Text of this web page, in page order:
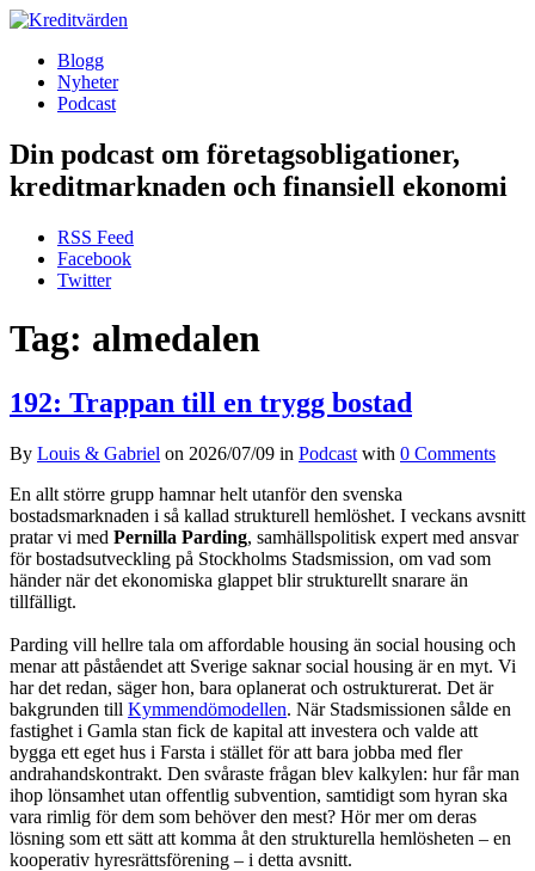
Blogg
Nyheter
Podcast
Din podcast om företagsobligationer,
kreditmarknaden och finansiell ekonomi
RSS Feed
Facebook
Twitter
Tag: almedalen
192: Trappan till en trygg bostad
By Louis & Gabriel on 2026/07/09 in Podcast with 0 Comments
En allt större grupp hamnar helt utanför den svenska
bostadsmarknaden i så kallad strukturell hemlöshet. I veckans avsnitt
pratar vi med Pernilla Parding, samhällspolitisk expert med ansvar
för bostadsutveckling på Stockholms Stadsmission, om vad som
händer när det ekonomiska glappet blir strukturellt snarare än
tillfälligt.
Parding vill hellre tala om affordable housing än social housing och
menar att påståendet att Sverige saknar social housing är en myt. Vi
har det redan, säger hon, bara oplanerat och ostrukturerat. Det är
bakgrunden till Kymmendömodellen. När Stadsmissionen sålde en
fastighet i Gamla stan fick de kapital att investera och valde att
bygga ett eget hus i Farsta i stället för att bara jobba med fler
andrahandskontrakt. Den svåraste frågan blev kalkylen: hur får man
ihop lönsamhet utan offentlig subvention, samtidigt som hyran ska
vara rimlig för dem som behöver den mest? Hör mer om deras
lösning som ett sätt att komma åt den strukturella hemlösheten – en
kooperativ hyresrättsförening – i detta avsnitt.